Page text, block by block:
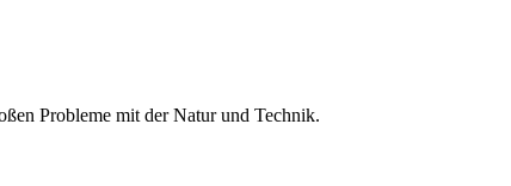
Probleme mit der Natur und Technik.